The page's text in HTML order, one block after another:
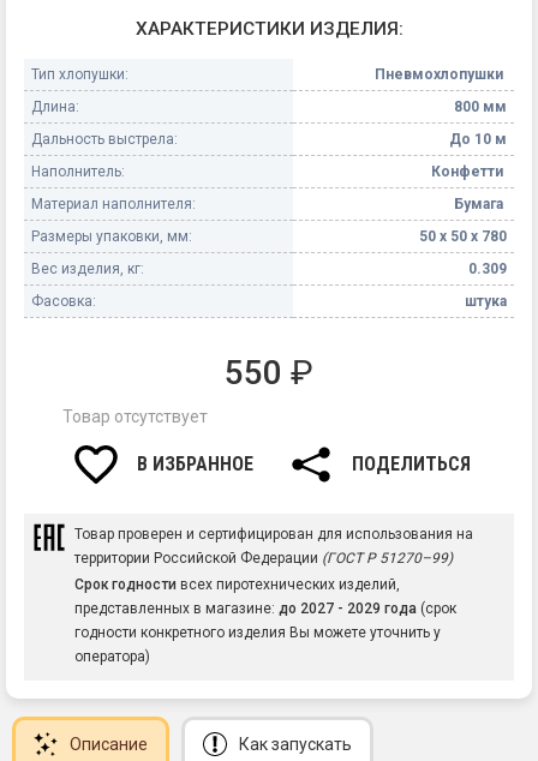
ХАРАКТЕРИСТИКИ ИЗДЕЛИЯ:
Тип хлопушки:
Пневмохлопушки
Длина:
800 мм
Дальность выстрела:
До 10 м
Наполнитель:
Конфетти
Материал наполнителя:
Бумага
Размеры упаковки, мм:
50 х 50 х 780
Вес изделия, кг:
0.309
Фасовка:
штука
550 ₽
Товар отсутствует
В ИЗБРАННОЕ ПОДЕЛИТЬСЯ
Товар проверен и сертифицирован для использования на
территории Российской Федерации (ГОСТ Р 51270–99)
Срок годности всех пиротехнических изделий,
представленных в магазине: до 2027 - 2029 года (срок
годности конкретного изделия Вы можете уточнить у
оператора)
Описание Как запускать